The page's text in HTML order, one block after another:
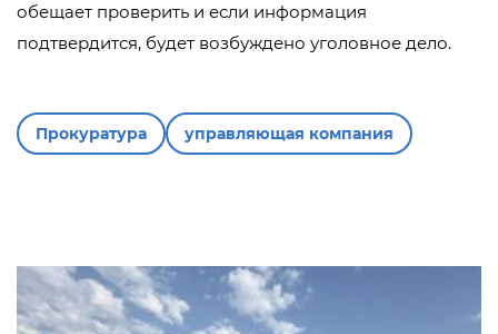
обещает проверить и если информация
подтвердится, будет возбуждено уголовное дело.
Прокуратура управляющая компания